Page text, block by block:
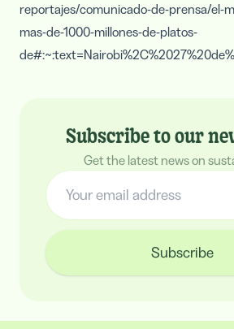
reportajes/comunicado-de-prensa/el-
mas-de-1000-millones-de-platos-
Subscribe to our
Get the latest news on
Subscribe